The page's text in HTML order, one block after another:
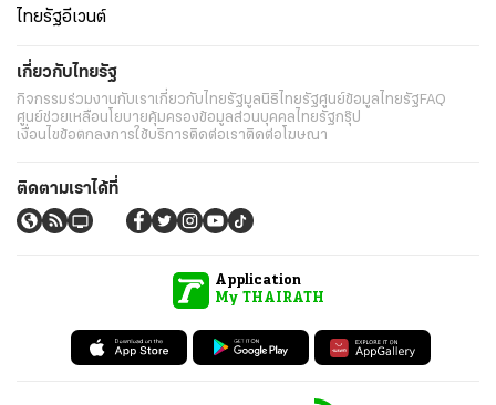
ไทยรัฐอีเวนต์
เกี่ยวกับไทยรัฐ
กิจกรรมร่วมงานกับเราเกี่ยวกับไทยรัฐมูลนิธิไทยรัฐศูนย์ข้อมูลไทยรัฐFAQ
ศูนย์ช่วยเหลือนโยบายคุ้มครองข้อมูลส่วนบุคคลไทยรัฐกรุ๊ป
เงื่อนไขข้อตกลงการใช้บริการติดต่อเราติดต่อโฆษณา
ติดตามเราได้ที่
Application
My THAIRATH